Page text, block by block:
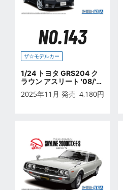
NO.143
ザ☆モデルカー
1/24 トヨタ GRS204 ク
ラウン アスリート '08/'1
2025年11月 発売 4,180円